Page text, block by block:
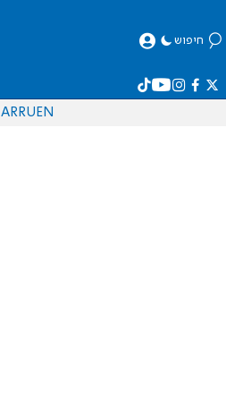
חיפוש
EN
RU
AR